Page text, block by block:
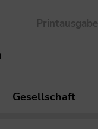
Printausgabe
Gesellschaft